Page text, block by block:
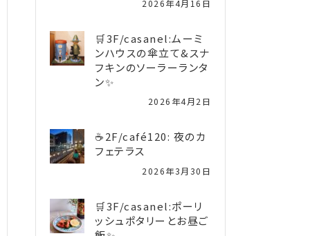
2026年4月16日
🛒3F/casanel:ムーミ
ンハウスの傘立て&スナ
フキンのソーラーランタ
ン✨️
2026年4月2日
☕2F/café120: 夜のカ
フェテラス
2026年3月30日
🛒3F/casanel:ポーリ
ッシュポタリーとお昼ご